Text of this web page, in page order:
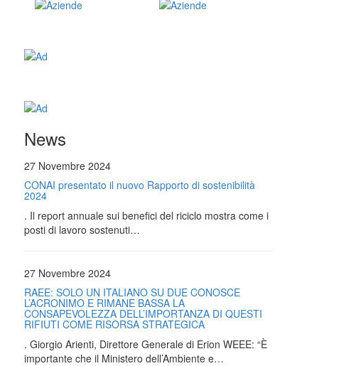
News
27 Novembre 2024
CONAI presentato il nuovo Rapporto di sostenibilità
2024
. Il report annuale sui benefici del riciclo mostra come i
posti di lavoro sostenuti…
27 Novembre 2024
RAEE: SOLO UN ITALIANO SU DUE CONOSCE
L’ACRONIMO E RIMANE BASSA LA
CONSAPEVOLEZZA DELL’IMPORTANZA DI QUESTI
RIFIUTI COME RISORSA STRATEGICA
. Giorgio Arienti, Direttore Generale di Erion WEEE: “È
importante che il Ministero dell’Ambiente e…